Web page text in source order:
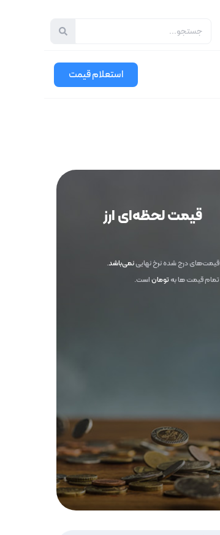
استعلام قیمت
قیمت لحظه‌ای ارز
قیمت‌های درج شده نرخ نهایینمی‌باشد.
تمام قیمت ها به توماناست.